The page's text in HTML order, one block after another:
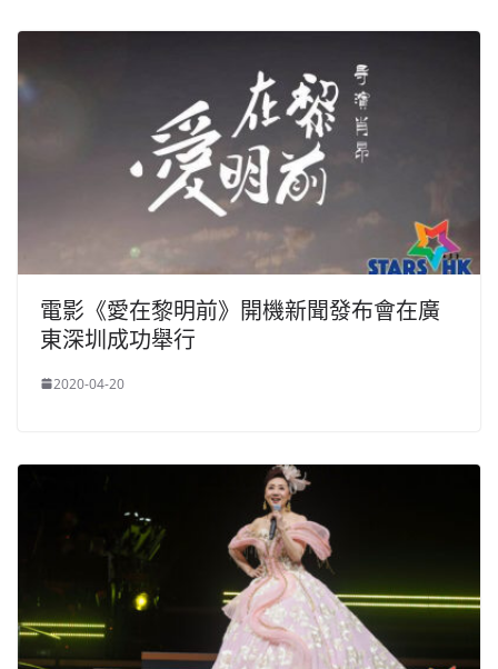
電影《愛在黎明前》開機新聞發布會在廣
東深圳成功舉行
2020-04-20